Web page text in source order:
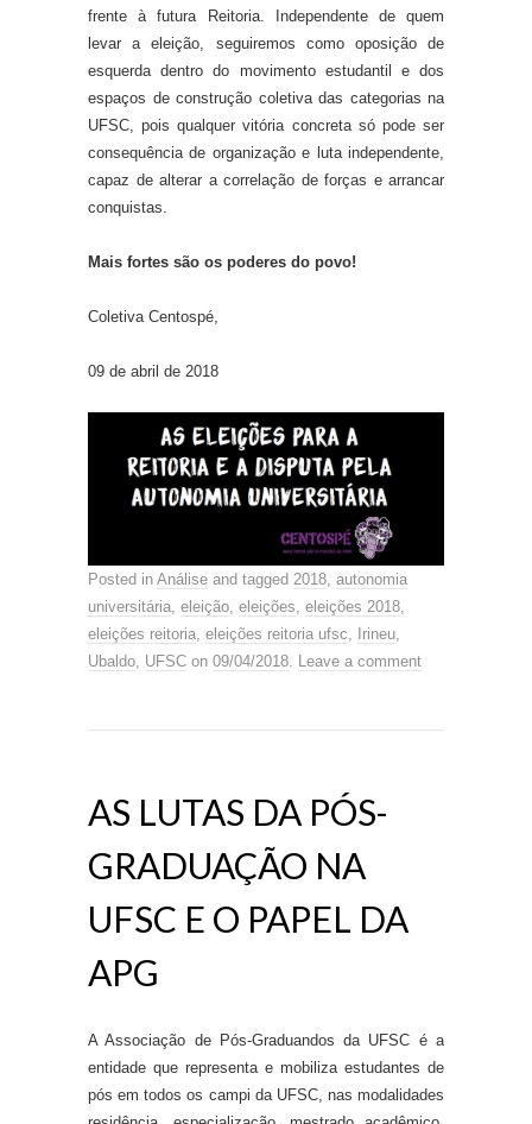
frente à futura Reitoria. Independente de quem
levar aeleição, seguiremos como oposição de
esquerda dentro do movimento estudantil e dos
espaços de construção coletiva das categorias na
UFSC, pois qualquer vitória concreta só pode ser
consequênciade organização e luta independente,
capaz de alterar a correlação de forças e arrancar
conquistas.
Mais fortes são os poderes do povo!
Coletiva Centospé,
09 de abril de 2018
Posted in Análise and tagged 2018, autonomia
universitária, eleição, eleições, eleições 2018,
eleições reitoria, eleições reitoria ufsc, Irineu,
Ubaldo, UFSC on 09/04/2018. Leave a comment
AS LUTAS DA PÓS-
GRADUAÇÃO NA
UFSC E O PAPEL DA
APG
A Associação de Pós-Graduandos da UFSC é a
entidade que representa e mobiliza estudantes de
pós em todos os campi da UFSC, nas modalidades